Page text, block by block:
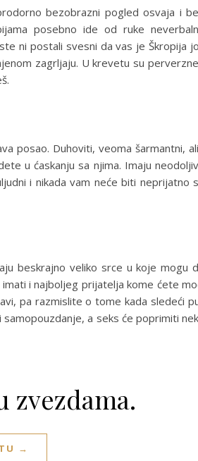
bezobrazni pogled osvaja i
posebno ide od ruke
ni postali svesni da vas je Škropija
zagrljaju. U krevetu su
posao. Duhoviti, veoma šarmantni,
u ćaskanju sa njima. Imaju
i nikada vam neće biti neprijatno
beskrajno veliko srce u koje mogu
i najboljeg prijatelja kome ćete
pa razmislite o tome kada sledeći
a seks će poprimiti
zvezdama.
→